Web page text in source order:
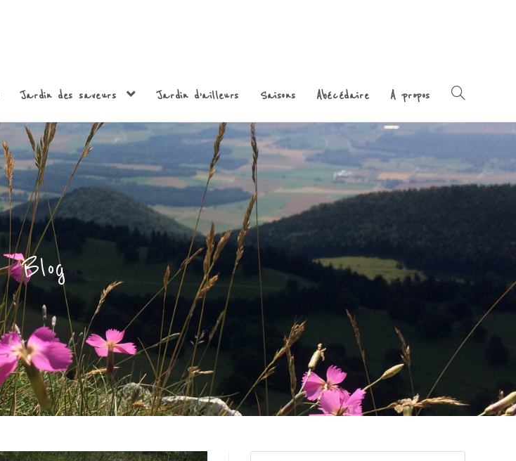
Jardin des saveurs Jardin d’ailleurs Saisons Abécédaire A propos
Blog